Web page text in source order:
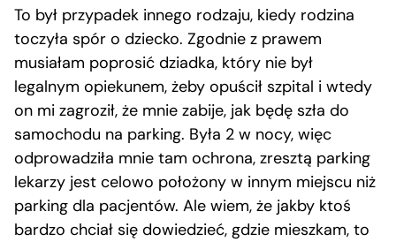
To był przypadek innego rodzaju, kiedy rodzina
toczyła spór o dziecko. Zgodnie z prawem
musiałam poprosić dziadka, który nie był
legalnym opiekunem, żeby opuścił szpital i wtedy
on mi zagroził, że mnie zabije, jak będę szła do
samochodu na parking. Była 2 w nocy, więc
odprowadziła mnie tam ochrona, zresztą parking
lekarzy jest celowo położony w innym miejscu niż
parking dla pacjentów. Ale wiem, że jakby ktoś
bardzo chciał się dowiedzieć, gdzie mieszkam, to